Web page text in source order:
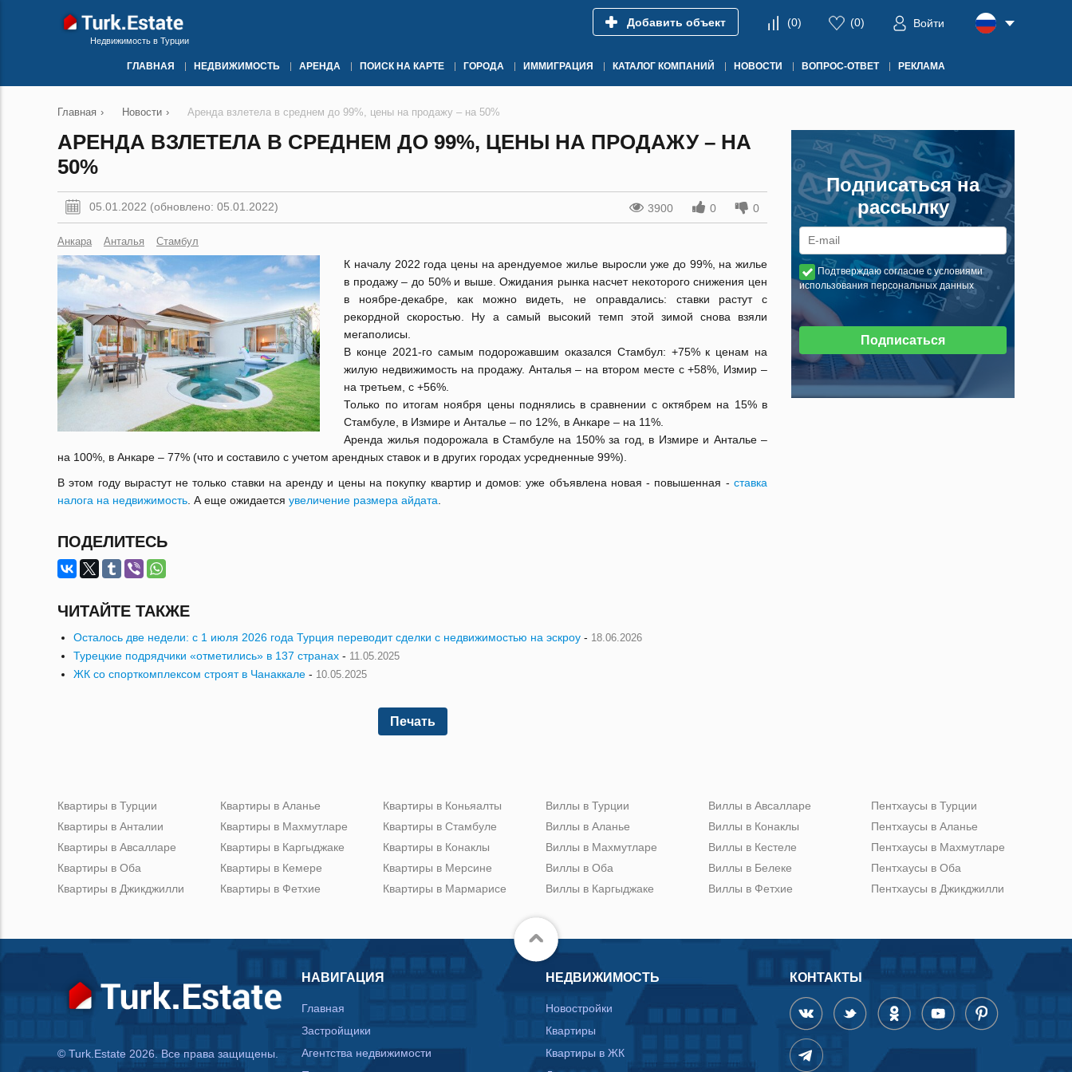
Недвижимость в Турции
Добавить объект (0) (0) Войти
ГЛАВНАЯ НЕДВИЖИМОСТЬ АРЕНДА ПОИСК НА КАРТЕ ГОРОДА ИММИГРАЦИЯ КАТАЛОГ КОМПАНИЙ НОВОСТИ ВОПРОС-ОТВЕТ РЕКЛАМА
Главная › Новости › Аренда взлетела в среднем до 99%, цены на продажу – на 50%
АРЕНДА ВЗЛЕТЕЛА В СРЕДНЕМ ДО 99%, ЦЕНЫ НА ПРОДАЖУ – НА
50%
05.01.2022 (обновлено: 05.01.2022) 3900 0 0
Анкара Анталья Стамбул
К началу 2022 года цены на арендуемое жилье выросли уже до 99%, на жилье
в продажу – до 50% и выше. Ожидания рынка насчет некоторого снижения цен
в ноябре-декабре, как можно видеть, не оправдались: ставки растут с
рекордной скоростью. Ну а самый высокий темп этой зимой снова взяли
мегаполисы.
В конце 2021-го самым подорожавшим оказался Стамбул: +75% к ценам на
жилую недвижимость на продажу. Анталья – на втором месте с +58%, Измир –
на третьем, с +56%.
Только по итогам ноября цены поднялись в сравнении с октябрем на 15% в
Стамбуле, в Измире и Анталье – по 12%, в Анкаре – на 11%.
Аренда жилья подорожала в Стамбуле на 150% за год, в Измире и Анталье –
на 100%, в Анкаре – 77% (что и составило с учетом арендных ставок и в других городах усредненные 99%).
В этом году вырастут не только ставки на аренду и цены на покупку квартир и домов: уже объявлена новая - повышенная - ставка
налога на недвижимость . А еще ожидается увеличение размера айдата
ПОДЕЛИТЕСЬ
ЧИТАЙТЕ ТАКЖЕ
Осталось две недели: с 1 июля 2026 года Турция переводит сделки с недвижимостью на эскроу - 18.06.2026
Турецкие подрядчики «отметились» в 137 странах - 11.05.2025
ЖК со спорткомплексом строят в Чанаккале - 10.05.2025
Печать
Подписаться на
рассылку
Подтверждаю согласие с условиями
использования персональных данных
Подписаться
Квартиры в Турции
Квартиры в Анталии
Квартиры в Авсалларе
Квартиры в Оба
Квартиры в Джикджилли
Квартиры в Аланье
Квартиры в Махмутларе
Квартиры в Каргыджаке
Квартиры в Кемере
Квартиры в Фетхие
Квартиры в Коньяалты
Квартиры в Стамбуле
Квартиры в Конаклы
Квартиры в Мерсине
Квартиры в Мармарисе
Виллы в Турции
Виллы в Аланье
Виллы в Махмутларе
Виллы в Оба
Виллы в Каргыджаке
Виллы в Авсалларе
Виллы в Конаклы
Виллы в Кестеле
Виллы в Белеке
Виллы в Фетхие
Пентхаусы в Турции
Пентхаусы в Аланье
Пентхаусы в Махмутларе
Пентхаусы в Оба
Пентхаусы в Джикджилли
© Turk.Estate 2026. Все права защищены.
НАВИГАЦИЯ
Главная
Застройщики
Агентства недвижимости
НЕДВИЖИМОСТЬ
Новостройки
Квартиры
Квартиры в ЖК
КОНТАКТЫ